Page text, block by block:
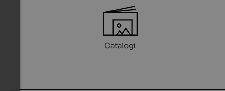
Catalogi